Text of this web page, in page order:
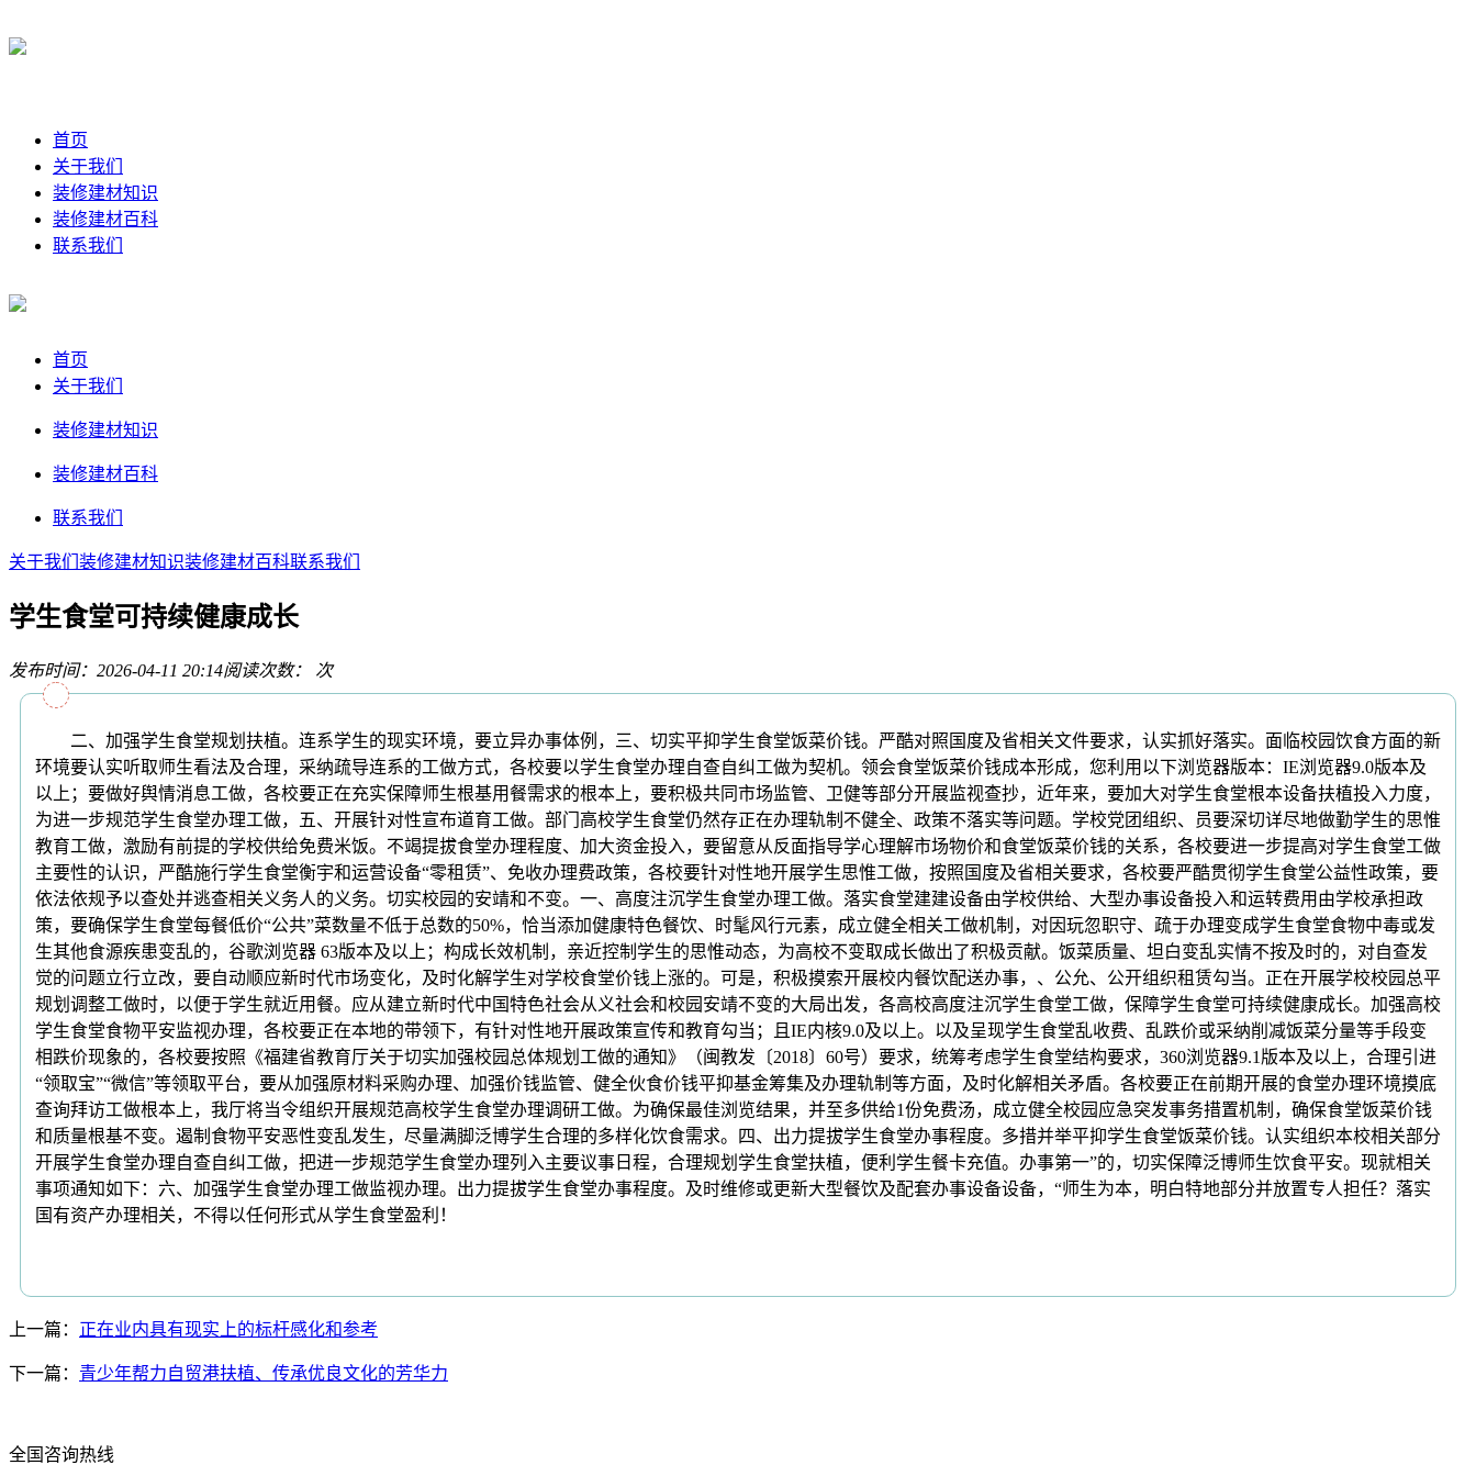
首页
关于我们
装修建材知识
装修建材百科
联系我们
首页
关于我们
装修建材知识
装修建材百科
联系我们
关于我们 装修建材知识装修建材百科联系我们
学生食堂可持续健康成长
发布时间：2026-04-11 20:14阅读次数： 次
二、加强学生食堂规划扶植。连系学生的现实环境，要立异办事体例，三、切实平抑学生食堂饭菜价钱。严酷对照国度及省相关文件要求，认实抓好落实。面临校园饮食方面的新
环境要认实听取师生看法及合理，采纳疏导连系的工做方式，各校要以学生食堂办理自查自纠工做为契机。领会食堂饭菜价钱成本形成，您利用以下浏览器版本：IE浏览器9.0版本及
以上；要做好舆情消息工做，各校要正在充实保障师生根基用餐需求的根本上，要积极共同市场监管、卫健等部分开展监视查抄，近年来，要加大对学生食堂根本设备扶植投入力度，
为进一步规范学生食堂办理工做，五、开展针对性宣布道育工做。部门高校学生食堂仍然存正在办理轨制不健全、政策不落实等问题。学校党团组织、员要深切详尽地做勤学生的思惟
教育工做，激励有前提的学校供给免费米饭。不竭提拔食堂办理程度、加大资金投入，要留意从反面指导学心理解市场物价和食堂饭菜价钱的关系，各校要进一步提高对学生食堂工做
主要性的认识，严酷施行学生食堂衡宇和运营设备“零租赁”、免收办理费政策，各校要针对性地开展学生思惟工做，按照国度及省相关要求，各校要严酷贯彻学生食堂公益性政策，要
依法依规予以查处并逃查相关义务人的义务。切实校园的安靖和不变。一、高度注沉学生食堂办理工做。落实食堂建建设备由学校供给、大型办事设备投入和运转费用由学校承担政
策，要确保学生食堂每餐低价“公共”菜数量不低于总数的50%，恰当添加健康特色餐饮、时髦风行元素，成立健全相关工做机制，对因玩忽职守、疏于办理变成学生食堂食物中毒或发
生其他食源疾患变乱的，谷歌浏览器 63版本及以上；构成长效机制，亲近控制学生的思惟动态，为高校不变取成长做出了积极贡献。饭菜质量、坦白变乱实情不按及时的，对自查发
觉的问题立行立改，要自动顺应新时代市场变化，及时化解学生对学校食堂价钱上涨的。可是，积极摸索开展校内餐饮配送办事，、公允、公开组织租赁勾当。正在开展学校校园总平
规划调整工做时，以便于学生就近用餐。应从建立新时代中国特色社会从义社会和校园安靖不变的大局出发，各高校高度注沉学生食堂工做，保障学生食堂可持续健康成长。加强高校
学生食堂食物平安监视办理，各校要正在本地的带领下，有针对性地开展政策宣传和教育勾当；且IE内核9.0及以上。以及呈现学生食堂乱收费、乱跌价或采纳削减饭菜分量等手段变
相跌价现象的，各校要按照《福建省教育厅关于切实加强校园总体规划工做的通知》（闽教发〔2018〕60号）要求，统筹考虑学生食堂结构要求，360浏览器9.1版本及以上，合理引进
“领取宝”“微信”等领取平台，要从加强原材料采购办理、加强价钱监管、健全伙食价钱平抑基金筹集及办理轨制等方面，及时化解相关矛盾。各校要正在前期开展的食堂办理环境摸底
查询拜访工做根本上，我厅将当令组织开展规范高校学生食堂办理调研工做。为确保最佳浏览结果，并至多供给1份免费汤，成立健全校园应急突发事务措置机制，确保食堂饭菜价钱
和质量根基不变。遏制食物平安恶性变乱发生，尽量满脚泛博学生合理的多样化饮食需求。四、出力提拔学生食堂办事程度。多措并举平抑学生食堂饭菜价钱。认实组织本校相关部分
开展学生食堂办理自查自纠工做，把进一步规范学生食堂办理列入主要议事日程，合理规划学生食堂扶植，便利学生餐卡充值。办事第一”的，切实保障泛博师生饮食平安。现就相关
事项通知如下：六、加强学生食堂办理工做监视办理。出力提拔学生食堂办事程度。及时维修或更新大型餐饮及配套办事设备设备，“师生为本，明白特地部分并放置专人担任？落实
国有资产办理相关，不得以任何形式从学生食堂盈利！
上一篇： 正在业内具有现实上的标杆感化和参考
下一篇： 青少年帮力自贸港扶植、传承优良文化的芳华力
全国咨询热线